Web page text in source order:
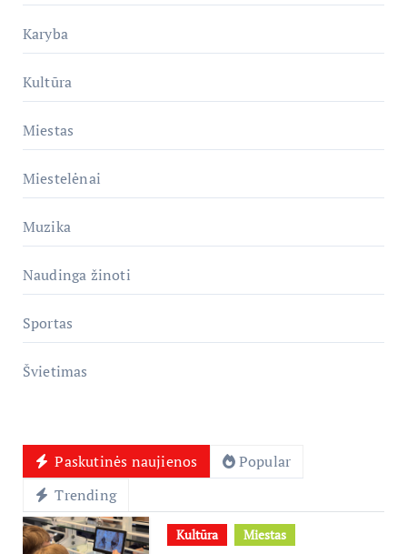
Karyba
Kultūra
Miestas
Miestelėnai
Muzika
Naudinga žinoti
Sportas
Švietimas
Paskutinės naujienos
Popular
Trending
Kultūra Miestas